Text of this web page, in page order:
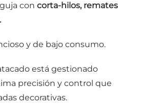
con corta-hilos, remates
y de bajo consumo.
está gestionado
precisión y control que
decorativas.